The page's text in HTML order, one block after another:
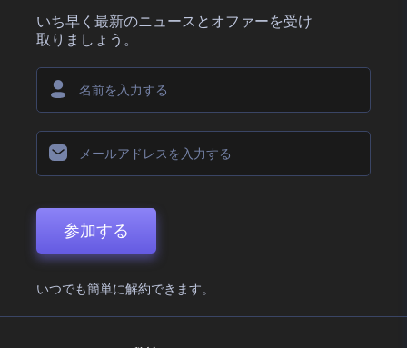
いち早く最新のニュースとオファーを受け
取りましょう。
参加する
いつでも簡単に解約できます。